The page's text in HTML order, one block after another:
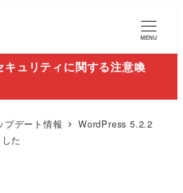
MENU
ュリティに関する注意喚
プデート情報
WordPress 5.2.2
た